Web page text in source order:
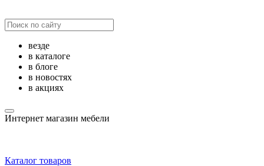
везде
в каталоге
в блоге
в новостях
в акциях
Интернет магазин мебели
Каталог товаров